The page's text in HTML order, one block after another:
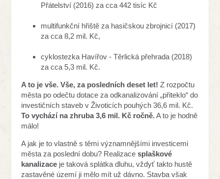
Přátelství (2016) za cca 442 tisíc Kč
multifunkční hřiště za hasičskou zbrojnicí (2017)
za cca 8,2 mil. Kč,
cyklostezka Havířov - Těrlická přehrada (2018)
za cca 5,3 mil. Kč.
A to je vše. Vše, za posledních deset let! Z rozpočtu
města po odečtu dotace za odkanalizování „přiteklo“ do
investičních staveb v Životicích pouhých 36,6 mil. Kč.
To vychází na zhruba 3,6 mil. Kč ročně.A to je hodně
málo!
A jak je to vlastně s těmi významnějšími investicemi
města za poslední dobu? Realizacesplaškové
kanalizace je taková splátka dluhu, vždyť takto hustě
zastavěné území ji mělo mít už dávno. Stavba však